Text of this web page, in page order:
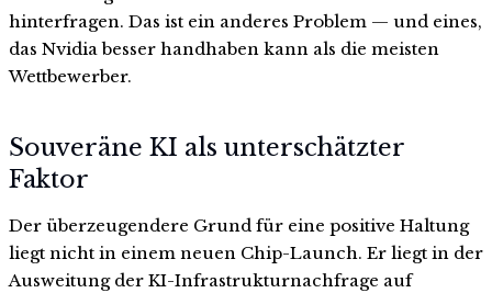
hinterfragen. Das ist ein anderes Problem — und eines,
das Nvidia besser handhaben kann als die meisten
Wettbewerber.
Souveräne KI als unterschätzter
Faktor
Der überzeugendere Grund für eine positive Haltung
liegt nicht in einem neuen Chip-Launch. Er liegt in der
Ausweitung der KI-Infrastrukturnachfrage auf